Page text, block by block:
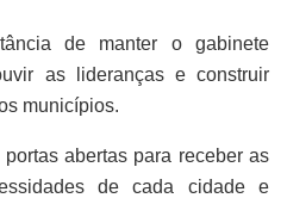
de manter o gabinete
as lideranças e construir
municípios.
abertas para receber as
de cada cidade e